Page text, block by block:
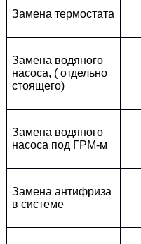
Замена термостата
Замена водяного
насоса, ( отдельно
стоящего)
Замена водяного
насоса под ГРМ-м
Замена антифриза
в системе